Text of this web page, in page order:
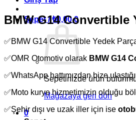
Sepet / ₺0,00 0
Sepetinizde ürün
Mağazaya geri dön
0
BMW G14 Convertible
✅BMW G14 Convertible Yedek
✅OMR Otomotiv olarak BMW G14
✅WhatsApp hattımızdan bize
✅Moto kurye hizmetimizin olduğu
✅Şehir dışı ve uzak iller için ise